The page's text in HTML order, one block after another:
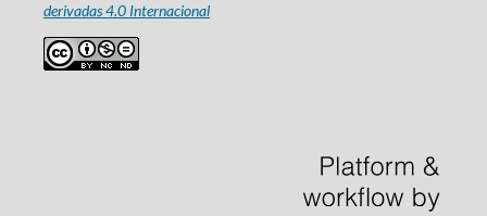
derivadas 4.0 Internacional